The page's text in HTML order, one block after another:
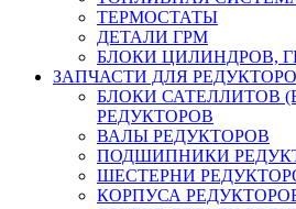
ТЕРМОСТАТЫ
ДЕТАЛИ ГРМ
БЛОКИ ЦИЛИНДРОВ,
ЗАПЧАСТИ ДЛЯ
БЛОКИ САТЕЛЛИТОВ
РЕДУКТОРОВ
ВАЛЫ РЕДУКТОРОВ
ПОДШИПНИКИ
ШЕСТЕРНИ
КОРПУСА